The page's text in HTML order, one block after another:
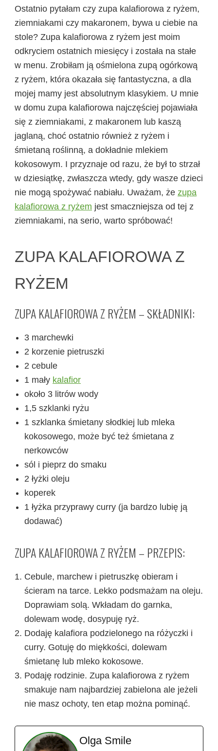
Ostatnio pytałam czy zupa kalafiorowa z ryżem,
ziemniakami czy makaronem, bywa u ciebie na
stole? Zupa kalafiorowa z ryżem jest moim
odkryciem ostatnich miesięcy i została na stałe
w menu. Zrobiłam ją ośmielona zupą ogórkową
z ryżem, która okazała się fantastyczna, a dla
mojej mamy jest absolutnym klasykiem. U mnie
w domu zupa kalafiorowa najczęściej pojawiała
się z ziemniakami, z makaronem lub kaszą
jaglaną, choć ostatnio również z ryżem i
śmietaną roślinną, a dokładnie mlekiem
kokosowym. I przyznaje od razu, że był to strzał
w dziesiątkę, zwłaszcza wtedy, gdy wasze dzieci
nie mogą spożywać nabiału. Uważam, że zupa
kalafiorowa z ryżem jest smaczniejsza od tej z
ziemniakami, na serio, warto spróbować!
ZUPA KALAFIOROWA Z
RYŻEM
ZUPA KALAFIOROWA Z RYŻEM – SKŁADNIKI:
3 marchewki
2 korzenie pietruszki
2 cebule
1 mały kalafior
około 3 litrów wody
1,5 szklanki ryżu
1 szklanka śmietany słodkiej lub mleka
kokosowego, może być też śmietana z
nerkowców
sól i pieprz do smaku
2 łyżki oleju
koperek
1 łyżka przyprawy curry (ja bardzo lubię ją
dodawać)
ZUPA KALAFIOROWA Z RYŻEM – PRZEPIS:
Cebule, marchew i pietruszkę obieram i
ścieram na tarce. Lekko podsmażam na oleju.
Doprawiam solą. Wkładam do garnka,
dolewam wodę, dosypuję ryż.
Dodaję kalafiora podzielonego na różyczki i
curry. Gotuję do miękkości, dolewam
śmietanę lub mleko kokosowe.
Podaję rodzinie. Zupa kalafiorowa z ryżem
smakuje nam najbardziej zabielona ale jeżeli
nie masz ochoty, ten etap można pominąć.
Olga Smile